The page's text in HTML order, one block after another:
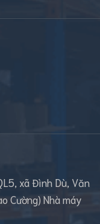
xã Đình Dù, Văn
Cường) Nhà máy